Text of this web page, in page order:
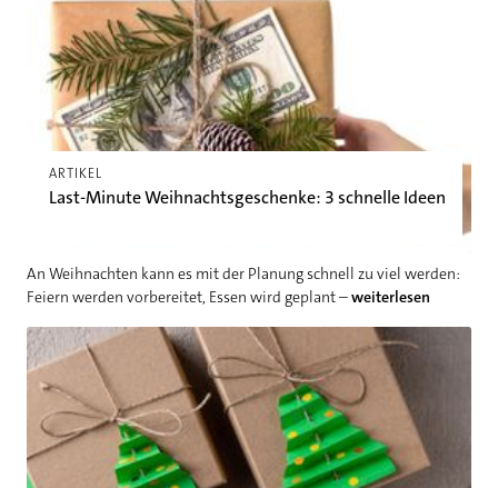
ARTIKEL
Last-Minute Weihnachtsgeschenke: 3 schnelle Ideen
An Weihnachten kann es mit der Planung schnell zu viel werden:
Feiern werden vorbereitet, Essen wird geplant –weiterlesen
Upcycling: Weihnachtsdeko selbst machen